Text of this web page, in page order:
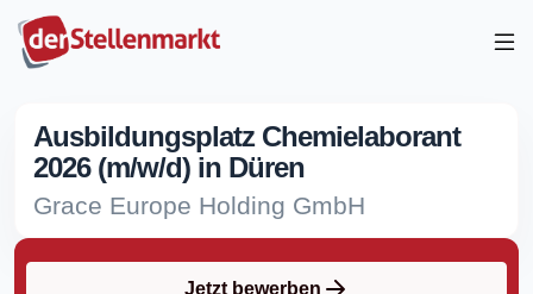
Ausbildungsplatz Chemielaborant
2026 (m/w/d) in Düren
Grace Europe Holding GmbH
Jetzt bewerben